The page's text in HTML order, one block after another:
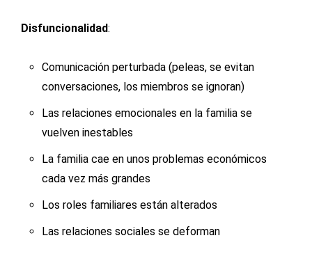
Disfuncionalidad:
Comunicación perturbada (peleas, se evitan
conversaciones, los miembros se ignoran)
Las relaciones emocionales en la familia se
vuelven inestables
La familia cae en unos problemas económicos
cada vez más grandes
Los roles familiares están alterados
Las relaciones sociales se deforman